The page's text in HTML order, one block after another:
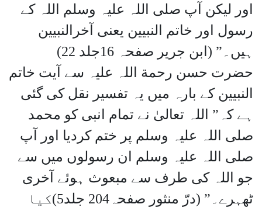
اور لیکن آپ صلی اللہ علیہ وسلم اللہ کے
رسول اور خاتم النبیین یعنی آخرالنبیین
ہیں۔” (ابن جریر صفحہ 16جلد 22)
حضرت حسن رحمة اللہ علیہ سے آیت خاتم
النبیین کے بارہ میں یہ تفسیر نقل کی گئی
ہے کہ” اللہ تعالیٰ نے تمام انبی کو محمد
صلی اللہ علیہ وسلم پر ختم کردیا اور آپ
صلی اللہ علیہ وسلم ان رسولوں میں سے
جو اللہ کی طرف سے مبعوث ہوئے آخری
ٹھہرے۔” (درّ منثور صفحہ204 جلد5)کیا